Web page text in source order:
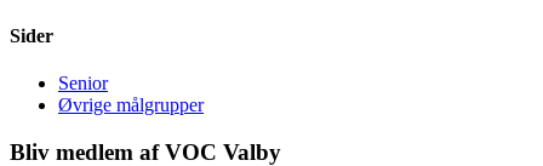
Sider
Senior
Øvrige målgrupper
Bliv medlem af VOC Valby